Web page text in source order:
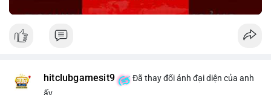
hitclubgamesit9
Đã thay đổi ảnh đại diện của anh
ấy